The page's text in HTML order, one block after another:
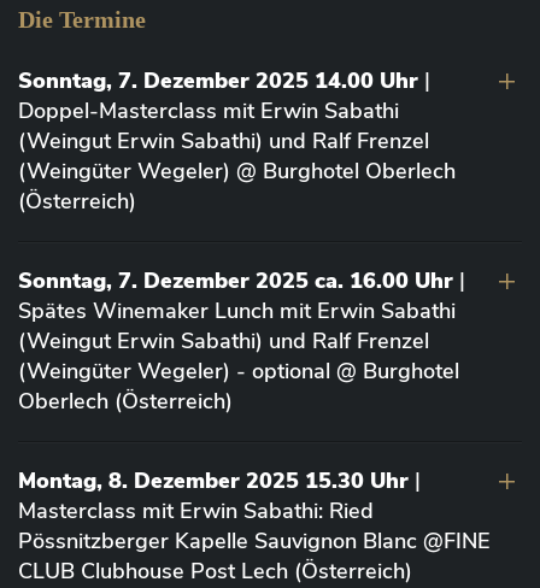
Die Termine
Sonntag, 7. Dezember 2025 14.00 Uhr |
Doppel-Masterclass mit Erwin Sabathi
(Weingut Erwin Sabathi) und Ralf Frenzel
(Weingüter Wegeler) @ Burghotel Oberlech
(Österreich)
Sonntag, 7. Dezember 2025 ca. 16.00 Uhr |
Spätes Winemaker Lunch mit Erwin Sabathi
(Weingut Erwin Sabathi) und Ralf Frenzel
(Weingüter Wegeler) - optional @ Burghotel
Oberlech (Österreich)
Montag, 8. Dezember 2025 15.30 Uhr |
Masterclass mit Erwin Sabathi: Ried
Pössnitzberger Kapelle Sauvignon Blanc @FINE
CLUB Clubhouse Post Lech (Österreich)